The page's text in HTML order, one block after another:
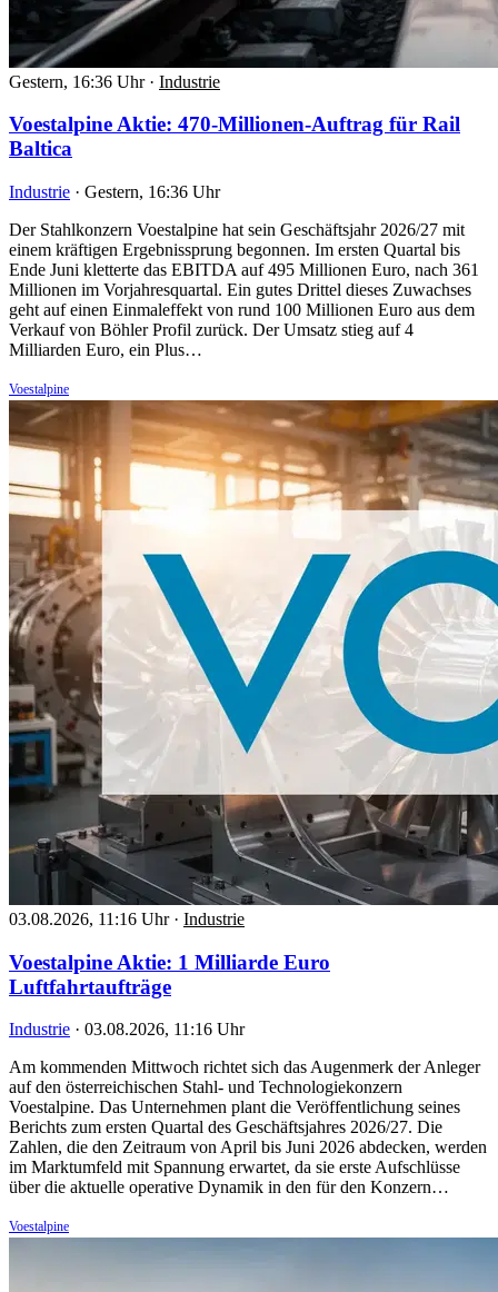
Gestern, 16:36 Uhr · Industrie
Voestalpine Aktie: 470-Millionen-Auftrag für Rail
Baltica
Industrie · Gestern, 16:36 Uhr
Der Stahlkonzern Voestalpine hat sein Geschäftsjahr 2026/27 mit
einem kräftigen Ergebnissprung begonnen. Im ersten Quartal bis
Ende Juni kletterte das EBITDA auf 495 Millionen Euro, nach 361
Millionen im Vorjahresquartal. Ein gutes Drittel dieses Zuwachses
geht auf einen Einmaleffekt von rund 100 Millionen Euro aus dem
Verkauf von Böhler Profil zurück. Der Umsatz stieg auf 4
Milliarden Euro, ein Plus…
Voestalpine
03.08.2026, 11:16 Uhr · Industrie
Voestalpine Aktie: 1 Milliarde Euro
Luftfahrtaufträge
Industrie · 03.08.2026, 11:16 Uhr
Am kommenden Mittwoch richtet sich das Augenmerk der Anleger
auf den österreichischen Stahl- und Technologiekonzern
Voestalpine. Das Unternehmen plant die Veröffentlichung seines
Berichts zum ersten Quartal des Geschäftsjahres 2026/27. Die
Zahlen, die den Zeitraum von April bis Juni 2026 abdecken, werden
im Marktumfeld mit Spannung erwartet, da sie erste Aufschlüsse
über die aktuelle operative Dynamik in den für den Konzern…
Voestalpine